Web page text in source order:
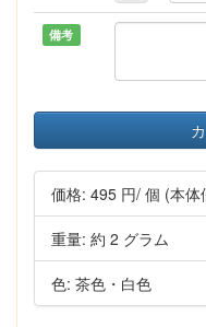
備考
価格: 495 円/ 個 (本体
重量: 約 2 グラム
色: 茶色・白色